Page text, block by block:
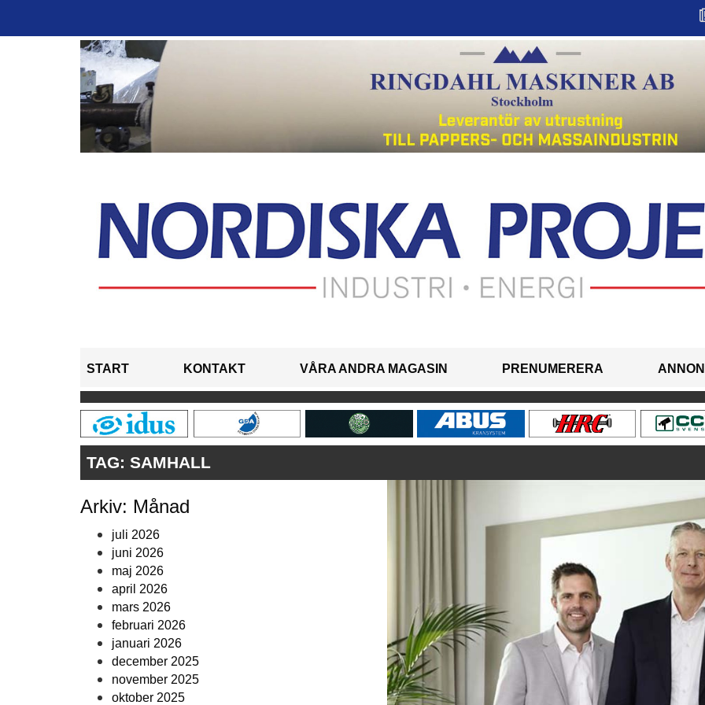
START KONTAKT VÅRA ANDRA MAGASIN PRENUMERERA
TAG: SAMHALL
Arkiv: Månad
juli 2026
juni 2026
maj 2026
april 2026
mars 2026
februari 2026
januari 2026
december 2025
november 2025
oktober 2025